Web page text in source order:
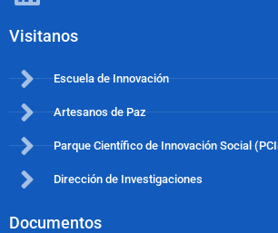
Visitanos
Escuela de Innovación
Artesanos de Paz
Parque Científico de Innovación Social
Dirección de Investigaciones
Documentos